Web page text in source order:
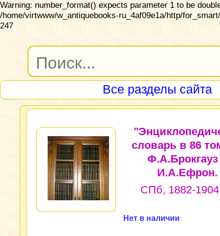
Warning: number_format() expects parameter 1 to be
/home/virtwww/w_antiquebooks-ru_4af09e1a/http/
247
Все разделы сайта
словарь в 86
И.А.Ефрон.
СПб, 1882-1904
Нет в наличии